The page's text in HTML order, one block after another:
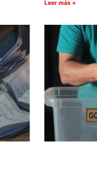
Leer más »